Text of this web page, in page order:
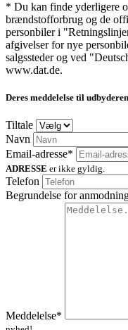
* Du kan finde yderligere
brændstofforbrug og de
personbiler i
afgivelser for nye
salgssteder og ved
www.dat.de.
Deres meddelelse til udbyderen
Tiltale
Navn
Email-adresse*
ADRESSE er ikke gyldig.
Telefon
Begrundelse for
Meddelelse*